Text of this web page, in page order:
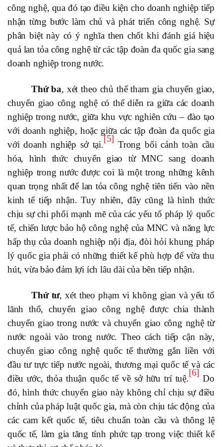
công nghệ, qua đó tạo điều kiện cho doanh nghiệp tiếp
nhận từng bước làm chủ và phát triển công nghệ. Sự
phân biệt này có ý nghĩa then chốt khi đánh giá hiệu
quả lan tỏa công nghệ từ các tập đoàn đa quốc gia sang
doanh nghiệp trong nước.
Thứ ba, xét theo chủ thể tham gia chuyển giao,
chuyển giao công nghệ có thể diễn ra giữa các doanh
nghiệp trong nước, giữa khu vực nghiên cứu – đào tạo
với doanh nghiệp, hoặc giữa các tập đoàn đa quốc gia
với doanh nghiệp sở tại.
[5]
Trong bối cảnh toàn cầu
hóa, hình thức chuyển giao từ MNC sang doanh
nghiệp trong nước được coi là một trong những kênh
quan trọng nhất để lan tỏa công nghệ tiên tiến vào nền
kinh tế tiếp nhận. Tuy nhiên, đây cũng là hình thức
chịu sự chi phối mạnh mẽ của các yếu tố pháp lý quốc
tế, chiến lược bảo hộ công nghệ của MNC và năng lực
hấp thụ của doanh nghiệp nội địa, đòi hỏi khung pháp
lý quốc gia phải có những thiết kế phù hợp để vừa thu
hút, vừa bảo đảm lợi ích lâu dài của bên tiếp nhận.
Thứ tư, xét theo phạm vi không gian và yếu tố
lãnh thổ, chuyển giao công nghệ được chia thành
chuyển giao trong nước và chuyển giao công nghệ từ
nước ngoài vào trong nước. Theo cách tiếp cận này,
chuyển giao công nghệ quốc tế thường gắn liền với
đầu tư trực tiếp nước ngoài, thương mại quốc tế và các
điều ước, thỏa thuận quốc tế về sở hữu trí tuệ.
[6]
Do
đó, hình thức chuyển giao này không chỉ chịu sự điều
chỉnh của pháp luật quốc gia, mà còn chịu tác động của
các cam kết quốc tế, tiêu chuẩn toàn cầu và thông lệ
quốc tế, làm gia tăng tính phức tạp trong việc thiết kế